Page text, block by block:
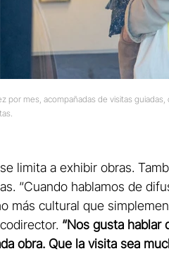
por mes, acompañadas de visitas guiadas,
limita a exhibir obras.
“Cuando hablamos de
más cultural que
“Nos gusta hablar
obra. Que la visita sea